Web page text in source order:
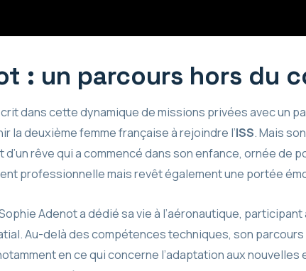
: un parcours hors du
dans cette dynamique de missions privées avec un
la deuxième femme française à rejoindre l’ISS. Mais
rêve qui a commencé dans son enfance, ornée de
professionnelle mais revêt également une portée
Adenot a dédié sa vie à l’aéronautique,
Au-delà des compétences techniques, son
en ce qui concerne l’adaptation aux